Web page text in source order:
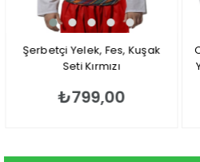
Şerbetçi Yelek, Fes, Kuşak
Seti Kırmızı
₺799,00